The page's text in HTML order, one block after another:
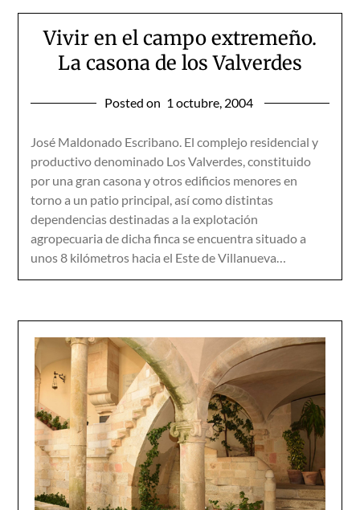
Vivir en el campo extremeño.
La casona de los Valverdes
Posted on 1 octubre, 2004
José Maldonado Escribano. El complejo residencial y
productivo denominado Los Valverdes, constituido
por una gran casona y otros edificios menores en
torno a un patio principal, así como distintas
dependencias destinadas a la explotación
agropecuaria de dicha finca se encuentra situado a
unos 8 kilómetros hacia el Este de Villanueva…